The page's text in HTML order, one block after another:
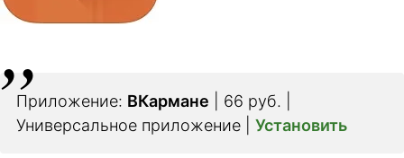
Приложение: ВКармане | 66 руб. |
Универсальное приложение | Установить